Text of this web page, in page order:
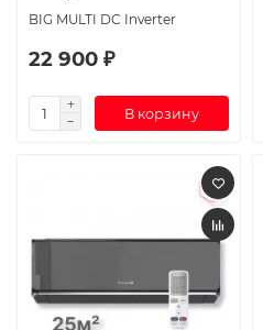
BIG MULTI DC Inverter
22 900 ₽
В корзину